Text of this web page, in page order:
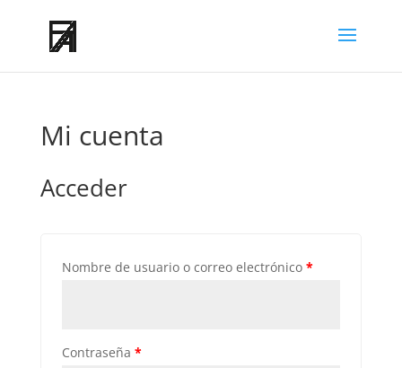
Mi cuenta
Acceder
Nombre de usuario o correo electrónico *
Contraseña *